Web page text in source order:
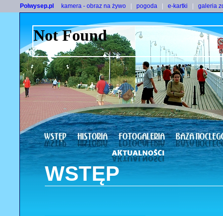
Polwysep.pl kamera - obraz na żywo pogoda e-kartki galeria
WSTĘP